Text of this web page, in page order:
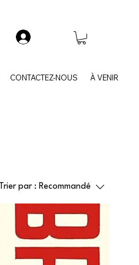
CONTACTEZ-NOUS À VENIR
Trier par : Recommandé